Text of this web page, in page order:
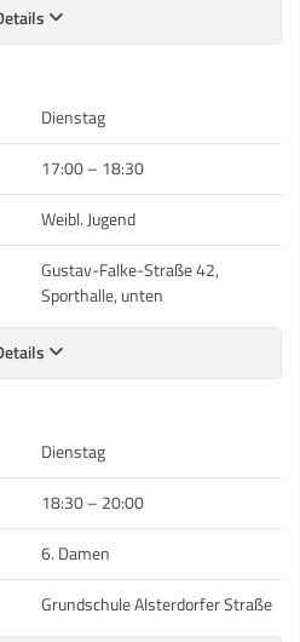
Dienstag
17:00– 18:30
Weibl. Jugend
Gustav-Falke-Straße 42,
Sporthalle, unten
Dienstag
18:30– 20:00
6. Damen
Grundschule Alsterdorfer Straße